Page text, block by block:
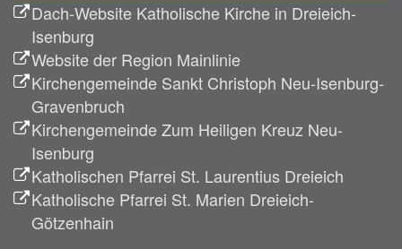
Dach-Website Katholische Kirche in Dreieich-
Isenburg
Website der Region Mainlinie
Kirchengemeinde Sankt Christoph Neu-Isenburg-
Gravenbruch
Kirchengemeinde Zum Heiligen Kreuz Neu-
Isenburg
Katholischen Pfarrei St. Laurentius Dreieich
Katholische Pfarrei St. Marien Dreieich-
Götzenhain